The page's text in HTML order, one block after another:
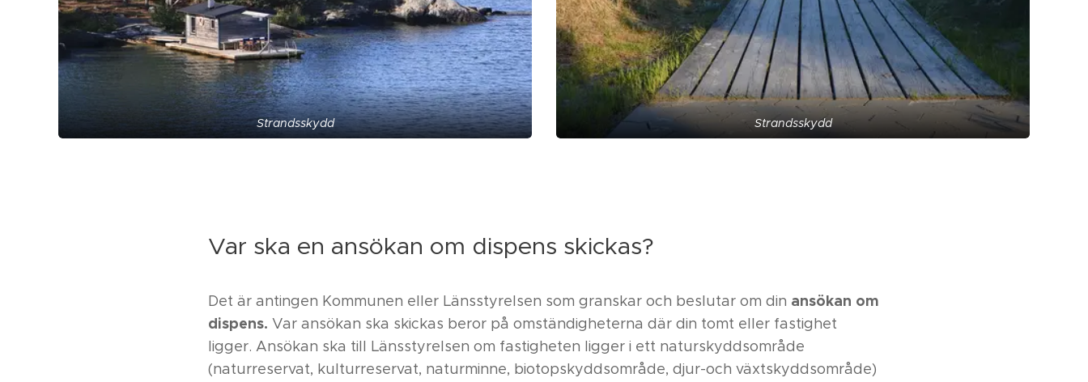
Strandsskydd Strandsskydd
Var ska en ansökan om dispens skickas?
Det är antingen Kommunen eller Länsstyrelsen som granskar och beslutar om din ansökan om
dispens. Var ansökan ska skickas beror på omständigheterna där din tomt eller fastighet
ligger. Ansökan ska till Länsstyrelsen om fastigheten ligger i ett naturskyddsområde
(naturreservat, kulturreservat, naturminne, biotopskyddsområde, djur-och växtskyddsområde)